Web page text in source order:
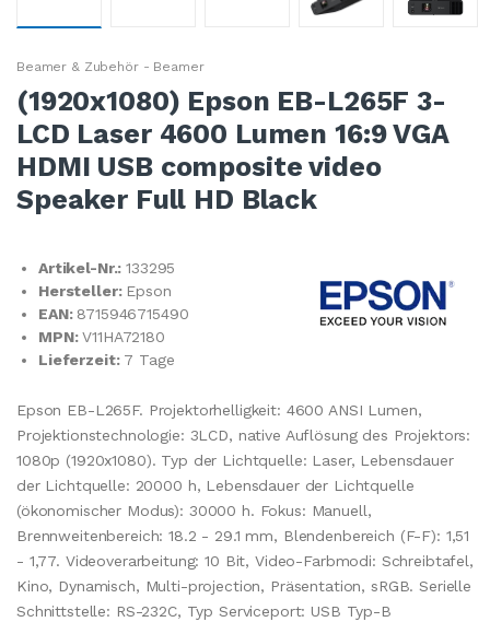
Beamer & Zubehör - Beamer
(1920x1080) Epson EB-L265F 3-
LCD Laser 4600 Lumen 16:9 VGA
HDMI USB composite video
Speaker Full HD Black
Artikel-Nr.:133295
Hersteller: Epson
EAN: 8715946715490
MPN:V11HA72180
Lieferzeit: 7 Tage
Epson EB-L265F. Projektorhelligkeit: 4600 ANSI Lumen,
Projektionstechnologie: 3LCD, native Auflösung des Projektors:
1080p (1920x1080). Typ der Lichtquelle: Laser, Lebensdauer
der Lichtquelle: 20000 h, Lebensdauer der Lichtquelle
(ökonomischer Modus): 30000 h. Fokus: Manuell,
Brennweitenbereich: 18.2 - 29.1 mm, Blendenbereich (F-F): 1,51
- 1,77. Videoverarbeitung: 10 Bit, Video-Farbmodi: Schreibtafel,
Kino, Dynamisch, Multi-projection, Präsentation, sRGB. Serielle
Schnittstelle: RS-232C, Typ Serviceport: USB Typ-B